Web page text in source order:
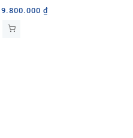
DAP98
9.800.000₫